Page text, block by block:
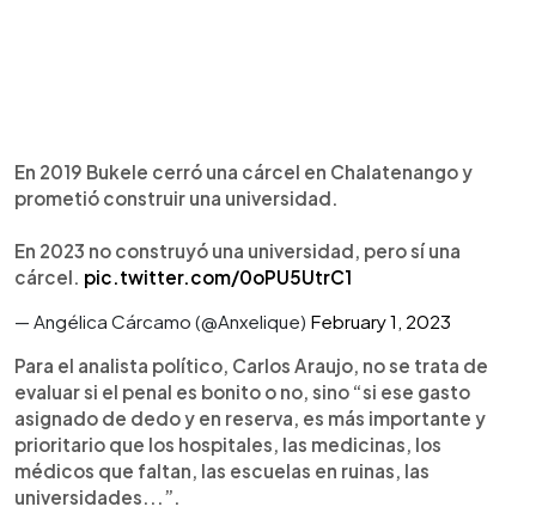
En 2019 Bukele cerró una cárcel en Chalatenango y
prometió construir una universidad.
En 2023 no construyó una universidad, pero sí una
cárcel. pic.twitter.com/0oPU5UtrC1
— Angélica Cárcamo (@Anxelique) February 1, 2023
Para el analista político, Carlos Araujo, no se trata de
evaluar si el penal es bonito o no, sino “si ese gasto
asignado de dedo y en reserva, es más importante y
prioritario que los hospitales, las medicinas, los
médicos que faltan, las escuelas en ruinas, las
universidades...”.